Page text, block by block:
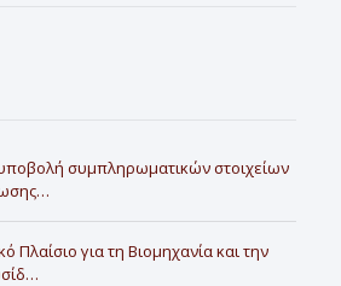
συμπληρωματικών στοιχείων
Πλαίσιο για τη Βιομηχανία και την